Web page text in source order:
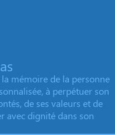
mémoire de la personne
à perpétuer son
de ses valeurs et de
avec dignité dans son